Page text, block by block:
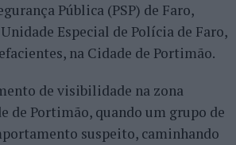
Pública (PSP) de Faro,
Especial de Polícia de Faro,
na Cidade de Portimão.
de visibilidade na zona
de Portimão, quando um grupo de
suspeito, caminhando